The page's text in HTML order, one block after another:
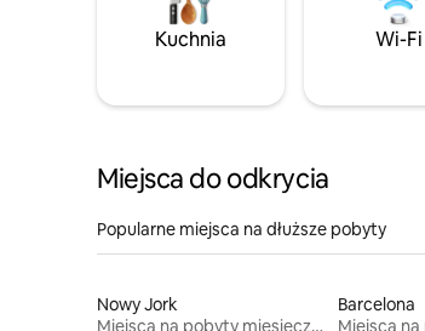
Kuchnia Wi-Fi
Miejsca do odkrycia
Popularne miejsca na dłuższe pobyty
Nowy Jork
Miejsca na pobyty miesięczne
Barcelona